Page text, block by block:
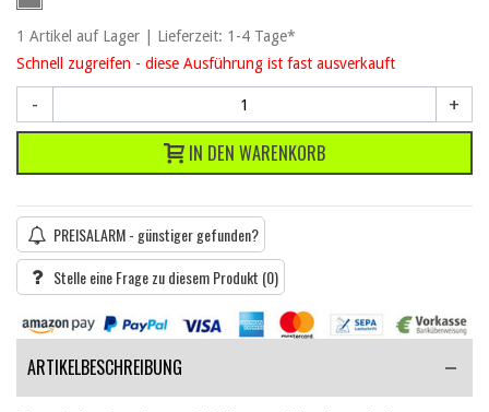
1 Artikel auf Lager | Lieferzeit: 1-4 Tage*
Schnell zugreifen - diese Ausführung ist fast ausverkauft
- +
IN DEN WARENKORB
PREISALARM - günstiger gefunden?
Stelle eine Frage zu diesem Produkt (0)
ARTIKELBESCHREIBUNG